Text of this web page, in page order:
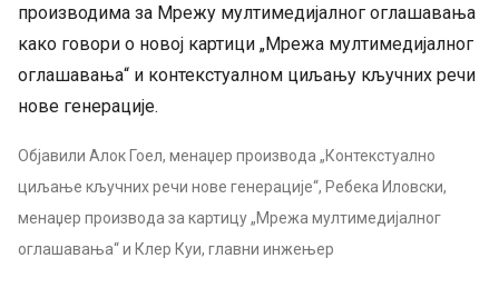
производима за Мрежу мултимедијалног оглашавања
како говори о новој картици „Мрежа мултимедијалног
оглашавања“ и контекстуалном циљању кључних речи
нове генерације.
Објавили Алок Гоел, менаџер производа „Контекстуално
циљање кључних речи нове генерације“, Ребека Иловски,
менаџер производа за картицу „Мрежа мултимедијалног
оглашавања“ и Клер Куи, главни инжењер